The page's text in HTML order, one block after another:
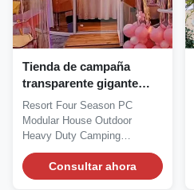
Tienda de campaña
transparente gigante
reforzada para uso
intensivo
Resort Four Season PC
Modular House Outdoor
Heavy Duty Camping
Transparent Dome Tent We...
Consultar ahora